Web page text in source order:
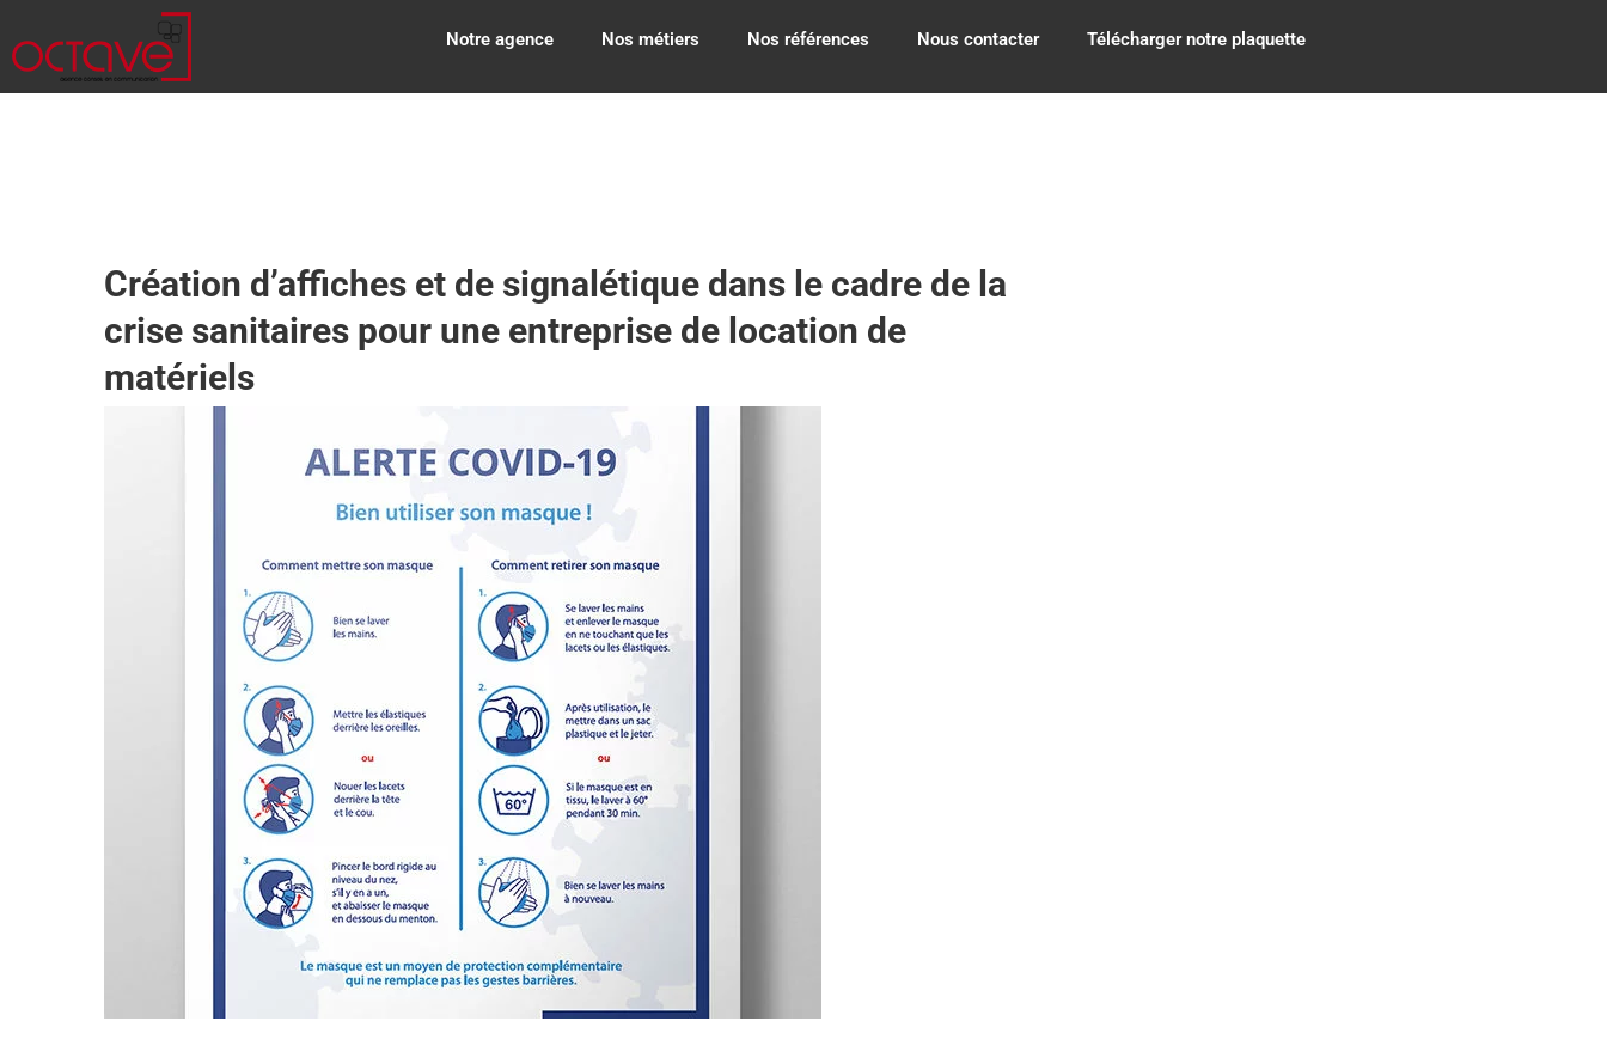
Notre agence Nos métiers Nos références Nous contacter Télécharger notre plaquette
Création d’affiches et de signalétique dans le cadre de la
crise sanitaires pour une entreprise de location de
matériels